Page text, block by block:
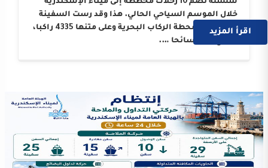
سلسلة تضم 10 رحلات مخططة إلى ميناء الإسكندرية
خلال الموسم السياحي الحالي. هذا وقد رست السفينة
على أرصفة محطة الركاب البحرية وعلى متنها 4335 راكبا،
اقرأ المزيد